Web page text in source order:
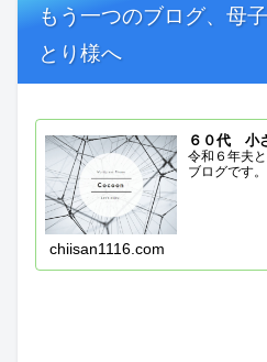
もう一つのブログ、母
とり様へ
６０代 小
令和６年夫
ブログです。
chiisan1116.com